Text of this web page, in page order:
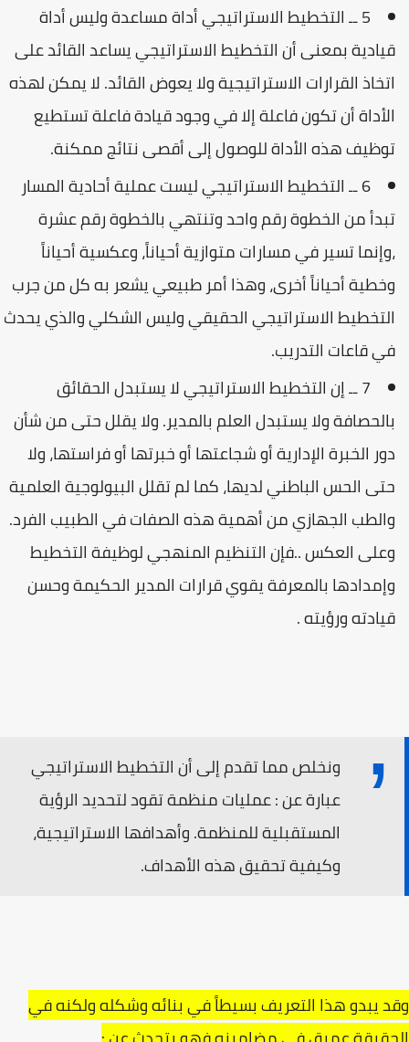
5 ــ التخطيط الاستراتيجي أداة مساعدة وليس أداة
قيادية بمعنى أن التخطيط الاستراتيجي يساعد القائد على
اتخاذ القرارات الاستراتيجية ولا يعوض القائد. لا يمكن لهذه
الأداة أن تكون فاعلة إلا في وجود قيادة فاعلة تستطيع
توظيف هذه الأداة للوصول إلى أقصى نتائج ممكنة.
6 ــ التخطيط الاستراتيجي ليست عملية أحادية المسار
تبدأ من الخطوة رقم واحد وتنتهي بالخطوة رقم عشرة
،وإنما تسير في مسارات متوازية أحياناً، وعكسية أحياناً
وخطية أحياناً أخرى، وهذا أمر طبيعي يشعر به كل من جرب
التخطيط الاستراتيجي الحقيقي وليس الشكلي والذي يحدث
في قاعات التدريب.
7 ــ إن التخطيط الاستراتيجي لا يستبدل الحقائق
بالحصافة ولا يستبدل العلم بالمدير. ولا يقلل حتى من شأن
دور الخبرة الإدارية أو شجاعتها أو خبرتها أو فراستها، ولا
حتى الحس الباطني لديها، كما لم تقلل البيولوجية العلمية
والطب الجهازي من أهمية هذه الصفات في الطبيب الفرد.
وعلى العكس ..فإن التنظيم المنهجي لوظيفة التخطيط
وإمدادها بالمعرفة يقوي قرارات المدير الحكيمة وحسن
قيادته ورؤيته .
ونخلص مما تقدم إلى أن التخطيط الاستراتيجي
عبارة عن : عمليات منظمة تقود لتحديد الرؤية
المستقبلية للمنظمة. وأهدافها الاستراتيجية،
وكيفية تحقيق هذه الأهداف.
وقد يبدو هذا التعريف بسيطاً في بنائه وشكله ولكنه في